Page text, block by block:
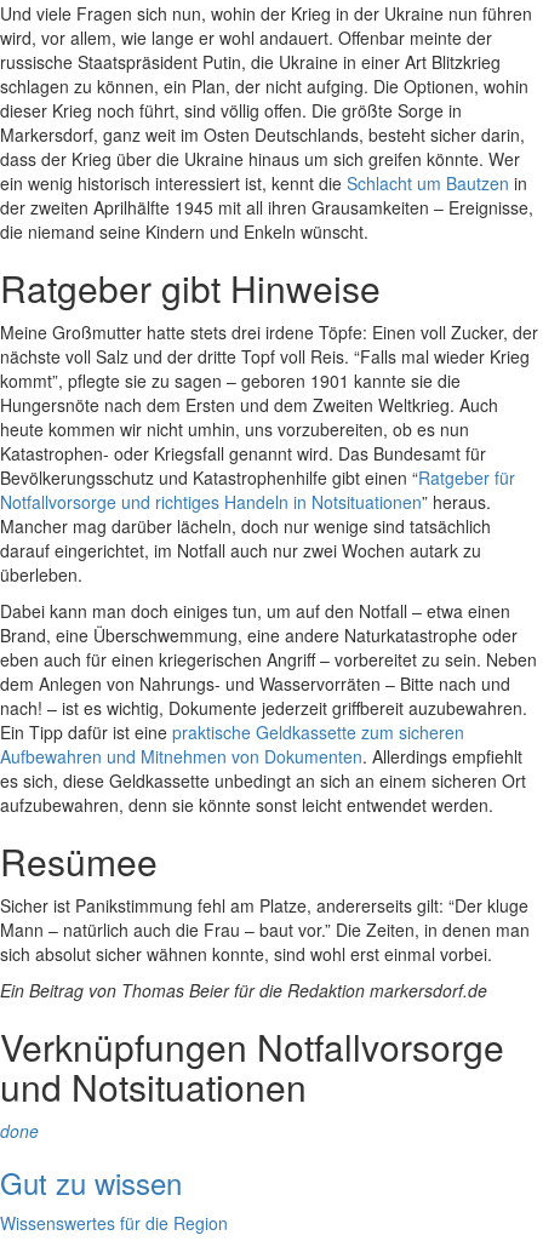
Und viele Fragen sich nun, wohin der Krieg in der Ukraine nun führen
wird, vor allem, wie lange er wohl andauert. Offenbar meinte der
russische Staatspräsident Putin, die Ukraine in einer Art Blitzkrieg
schlagen zu können, ein Plan, der nicht aufging. Die Optionen, wohin
dieser Krieg noch führt, sind völlig offen. Die größte Sorge in
Markersdorf, ganz weit im Osten Deutschlands, besteht sicher darin,
dass der Krieg über die Ukraine hinaus um sich greifen könnte. Wer
ein wenig historisch interessiert ist, kennt die Schlacht um Bautzen in
der zweiten Aprilhälfte 1945 mit all ihren Grausamkeiten – Ereignisse,
die niemand seine Kindern und Enkeln wünscht.
Ratgeber gibt Hinweise
Meine Großmutter hatte stets drei irdene Töpfe: Einen voll Zucker, der
nächste voll Salz und der dritte Topf voll Reis. “Falls mal wieder Krieg
kommt”, pflegte sie zu sagen – geboren 1901 kannte sie die
Hungersnöte nach dem Ersten und dem Zweiten Weltkrieg. Auch
heute kommen wir nicht umhin, uns vorzubereiten, ob es nun
Katastrophen- oder Kriegsfall genannt wird. Das Bundesamt für
Bevölkerungsschutz und Katastrophenhilfe gibt einen “Ratgeber für
Notfallvorsorge und richtiges Handeln in Notsituationen” heraus.
Mancher mag darüber lächeln, doch nur wenige sind tatsächlich
darauf eingerichtet, im Notfall auch nur zwei Wochen autark zu
überleben.
Dabei kann man doch einiges tun, um auf den Notfall – etwa einen
Brand, eine Überschwemmung, eine andere Naturkatastrophe oder
eben auch für einen kriegerischen Angriff – vorbereitet zu sein. Neben
dem Anlegen von Nahrungs- und Wasservorräten – Bitte nach und
nach! – ist es wichtig, Dokumente jederzeit griffbereit auzubewahren.
Ein Tipp dafür ist eine praktische Geldkassette zum sicheren
Aufbewahren und Mitnehmen von Dokumenten. Allerdings empfiehlt
es sich, diese Geldkassette unbedingt an sich an einem sicheren Ort
aufzubewahren, denn sie könnte sonst leicht entwendet werden.
Resümee
Sicher ist Panikstimmung fehl am Platze, andererseits gilt: “Der kluge
Mann – natürlich auch die Frau – baut vor.” Die Zeiten, in denen man
sich absolut sicher wähnen konnte, sind wohl erst einmal vorbei.
Ein Beitrag von Thomas Beier für die Redaktion markersdorf.de
Verknüpfungen Notfallvorsorge
und Notsituationen
done
Gut zu wissen
Wissenswertes für die Region